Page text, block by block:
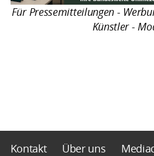
Für Pressemitteilungen -
Künstler -
Kontakt Über uns